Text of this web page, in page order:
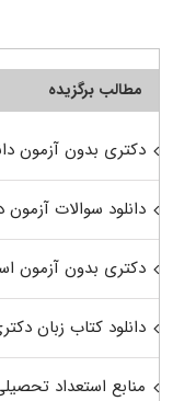
مطالب برگزیده
دکتری بدون آزمون
دانلود سوالات آزمون
دکتری بدون آزمون
دانلود کتاب زبان
منابع استعداد